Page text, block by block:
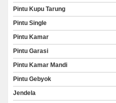
Pintu Kupu Tarung
Pintu Single
Pintu Kamar
Pintu Garasi
Pintu Kamar Mandi
Pintu Gebyok
Jendela